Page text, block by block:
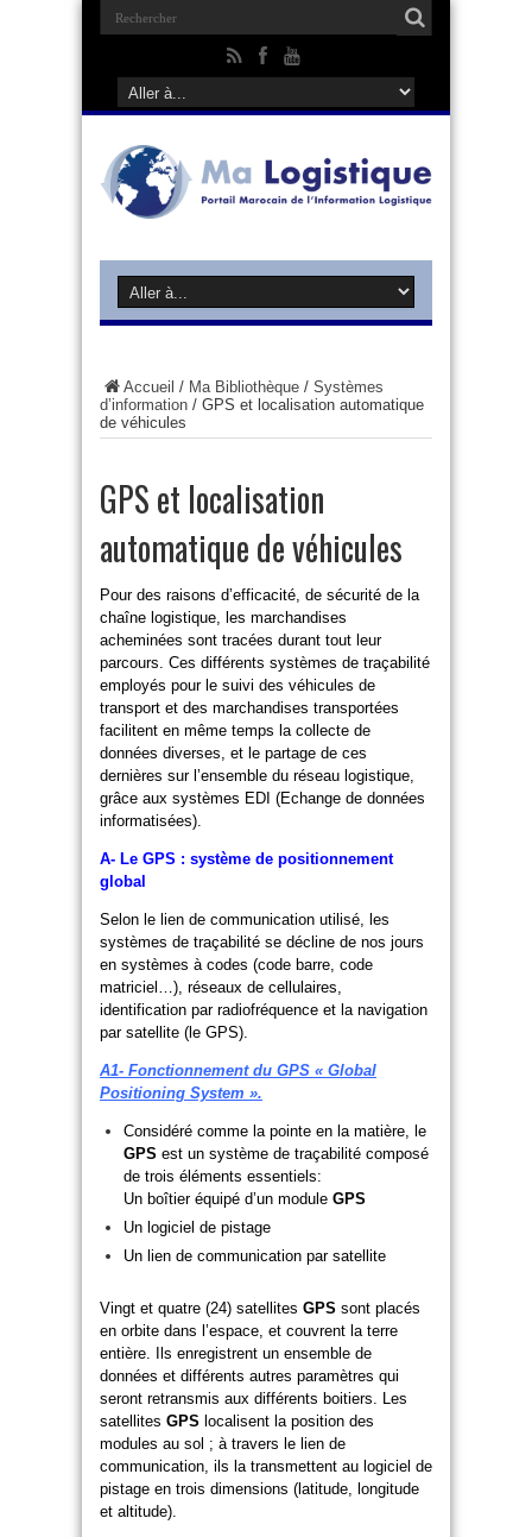
Accueil / Ma Bibliothèque / Systèmes
d’information / GPS et localisation automatique
de véhicules
GPS et localisation
automatique de véhicules
Pour des raisons d’efficacité, de sécurité de la
chaîne logistique, les marchandises
acheminées sont tracées durant tout leur
parcours. Ces différents systèmes de traçabilité
employés pour le suivi des véhicules de
transport et des marchandises transportées
facilitent en même temps la collecte de
données diverses, et le partage de ces
dernières sur l’ensemble du réseau logistique,
grâce aux systèmes EDI (Echange de données
informatisées).
A- Le GPS : système de positionnement
global
Selon le lien de communication utilisé, les
systèmes de traçabilité se décline de nos jours
en systèmes à codes (code barre, code
matriciel…), réseaux de cellulaires,
identification par radiofréquence et la navigation
par satellite (le GPS).
A1- Fonctionnement du GPS « Global
Positioning System ».
Considéré comme la pointe en la matière, le
GPS est un système de traçabilité composé
de trois éléments essentiels:
Un boîtier équipé d’un module GPS
Un logiciel de pistage
Un lien de communication par satellite
Vingt et quatre (24) satellites GPS sont placés
en orbite dans l’espace, et couvrent la terre
entière. Ils enregistrent un ensemble de
données et différents autres paramètres qui
seront retransmis aux différents boitiers. Les
satellites GPS localisent la position des
modules au sol ; à travers le lien de
communication, ils la transmettent au logiciel de
pistage en trois dimensions (latitude, longitude
et altitude).